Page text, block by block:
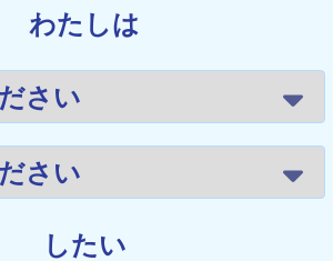
わたしは
したい